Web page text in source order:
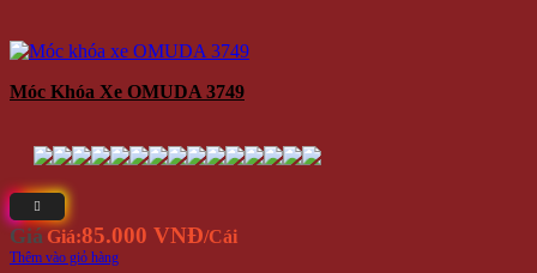
Móc Khóa Xe OMUDA 3749
Giá Giá:85.000 VNĐ/Cái
Thêm vào giỏ hàng